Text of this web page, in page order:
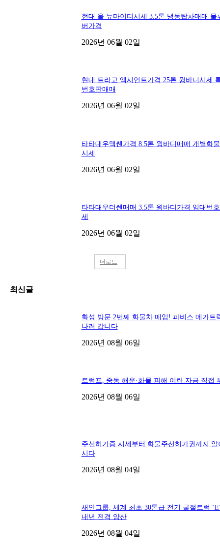
현대 올 뉴마이티시세 3.5톤 냉동탑차매매 물
버가격
2026년 06월 02일
현대 트라고 엑시언트가격 25톤 윙바디시세
번호판매매
2026년 06월 02일
타타대우맥쎈가격 8.5톤 윙바디매매 개별화
시세
2026년 06월 02일
타타대우더쎈매매 3.5톤 윙바디가격 임대번
세
2026년 06월 02일
더로드
최신글
화성 방문 2번째 화물차 매입! 파비스 메가트
나러 갑니다
2026년 08월 06일
트럼프, 중동 해운·화물 피해 이란 자금 직접
2026년 08월 06일
주선허가증 시세부터 화물주선허가권까지 알
시다
2026년 08월 04일
새안그룹, 세계 최초 30톤급 전기 굴절트럭
내년 전격 양산
2026년 08월 04일